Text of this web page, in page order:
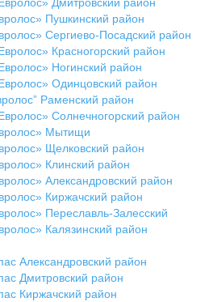
Дмитровский район
Пушкинский район
Сергиево-Посадский район
Красногорский район
Ногинский район
Одинцовский район
Раменский район
Солнечногорский район
Мытищи
Щелковский район
Клинский район
Александровский район
Киржачский район
Переславль-Залесский
Калязинский район
Александровский район
Дмитровский район
Киржачский район